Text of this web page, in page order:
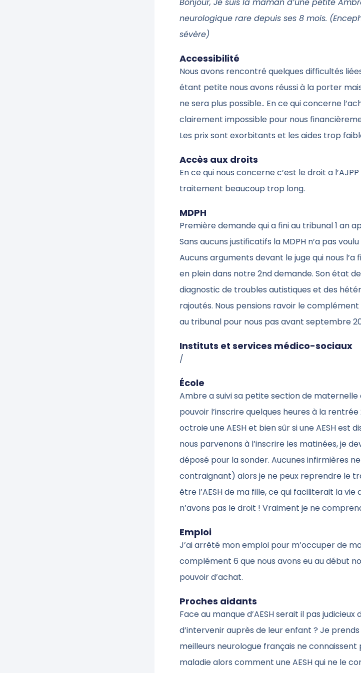
Bonjour, Je suis la maman d’une petite
neurologique rare depuis ses 8 mois.
sévère)
Accessibilité
Nous avons rencontré quelques difficultés
étant petite nous avons réussi à la porter
ne sera plus possible.. En ce qui concerne
clairement impossible pour nous
Les prix sont exorbitants et les aides trop
Accès aux droits
En ce qui nous concerne c’est le droit a
traitement beaucoup trop long.
MDPH
Première demande qui a fini au tribunal 1 an
Sans aucuns justificatifs la MDPH n’a pas
Aucuns arguments devant le juge qui nous
en plein dans notre 2nd demande. Son état
diagnostic de troubles autistiques et des
rajoutés. Nous pensions ravoir le
au tribunal pour nous pas avant septembre
Instituts et services médico-sociaux
/
École
Ambre a suivi sa petite section de maternelle
pouvoir l’inscrire quelques heures à la rentrée
octroie une AESH et bien sûr si une AESH est
nous parvenons à l’inscrire les matinées, je
déposé pour la sonder. Aucunes infirmières
contraignant) alors je ne peux reprendre le
être l’AESH de ma fille, ce qui faciliterait la
n’avons pas le droit ! Vraiment je ne
Emploi
J’ai arrêté mon emploi pour m’occuper de
complément 6 que nous avons eu au début
pouvoir d’achat.
Proches aidants
Face au manque d’AESH serait il pas
d’intervenir auprès de leur enfant ? Je
meilleurs neurologue français ne
maladie alors comment une AESH qui ne le